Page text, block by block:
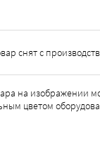
снят с
на изображении
цветом